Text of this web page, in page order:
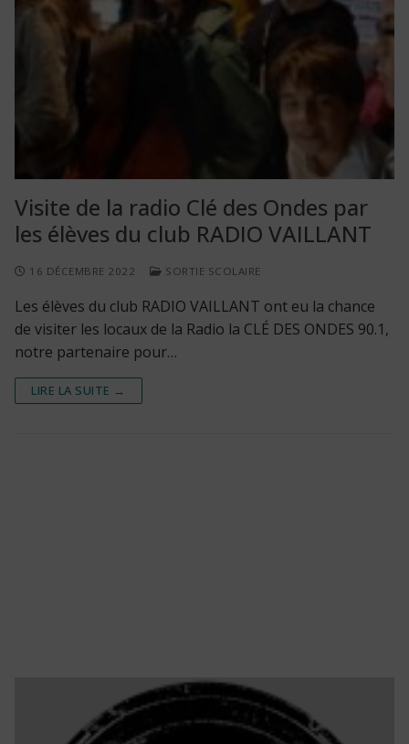
Visite de la radio Clé des Ondes par
les élèves du club RADIO VAILLANT
16 DÉCEMBRE 2022 SORTIE SCOLAIRE
Les élèves du club RADIO VAILLANT ont eu la chance
de visiter les locaux de la Radio la CLÉ DES ONDES 90.1,
notre partenaire pour…
LIRE LA SUITE →